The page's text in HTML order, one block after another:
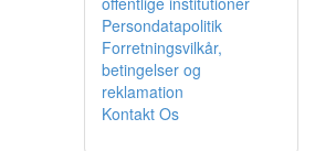
Persondatapolitik
Forretningsvilkår,
betingelser og
reklamation
Kontakt Os